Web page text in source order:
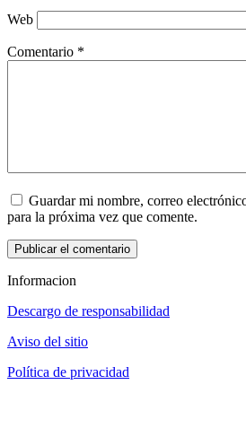
Web
Comentario *
Guardar mi nombre, correo
para la próxima vez que comente.
Informacion
Descargo de responsabilidad
Aviso del sitio
Política de privacidad